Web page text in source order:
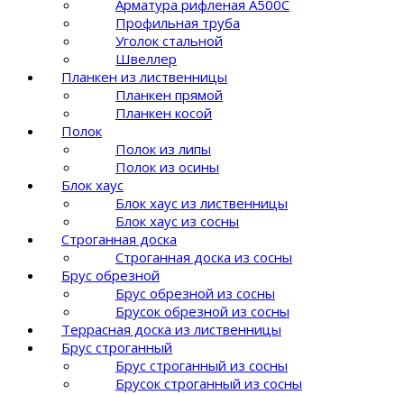
Арматура рифленая A500C
Профильная труба
Уголок стальной
Швеллер
Планкен из лиственницы
Планкен прямой
Планкен косой
Полок
Полок из липы
Полок из осины
Блок хаус
Блок хаус из лиственницы
Блок хаус из сосны
Строганная доска
Строганная доска из сосны
Брус обрезной
Брус обрезной из сосны
Брусок обрезной из сосны
Террасная доска из лиственницы
Брус строганный
Брус строганный из сосны
Брусок строганный из сосны